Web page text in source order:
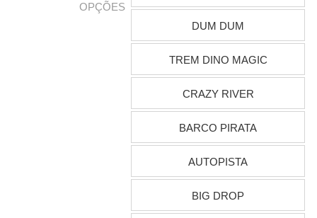
OPÇÕES
DUM DUM
TREM DINO MAGIC
CRAZY RIVER
BARCO PIRATA
AUTOPISTA
BIG DROP